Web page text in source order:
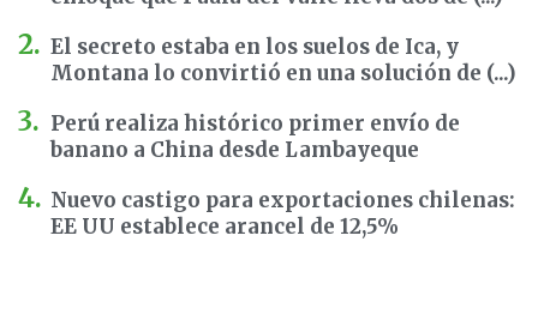
El secreto estaba en los suelos de Ica, y
Montana lo convirtió en una solución de (...)
Perú realiza histórico primer envío de
banano a China desde Lambayeque
Nuevo castigo para exportaciones chilenas:
EE UU establece arancel de 12,5%